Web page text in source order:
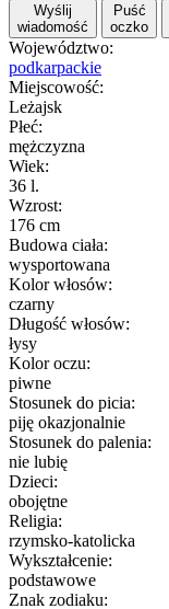
Wyślij
wiadomość
Puść
oczko
Województwo:
podkarpackie
Miejscowość:
Leżajsk
Płeć:
mężczyzna
Wiek:
36 l.
Wzrost:
176 cm
Budowa ciała:
wysportowana
Kolor włosów:
czarny
Długość włosów:
łysy
Kolor oczu:
piwne
Stosunek do picia:
piję okazjonalnie
Stosunek do palenia:
nie lubię
Dzieci:
obojętne
Religia:
rzymsko-katolicka
Wykształcenie:
podstawowe
Znak zodiaku: